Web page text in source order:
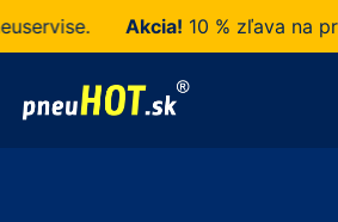
Akcia!10 % zľava na